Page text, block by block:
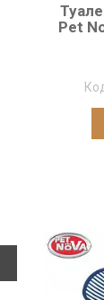
Pet